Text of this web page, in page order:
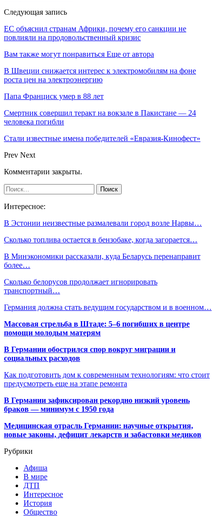
Следующая запись
ЕС объяснил странам Африки, почему его санкции не
повлияли на продовольственный кризис
Вам также могут понравиться Еще от автора
В Швеции снижается интерес к электромобилям на фоне
роста цен на электроэнергию
Папа Франциск умер в 88 лет
Смертник совершил теракт на вокзале в Пакистане — 24
человека погибли
Стали известные имена победителей «Евразия-Кинофест»
Prev Next
Комментарии закрыты.
Интересное:
В Эстонии неизвестные размалевали город возле Нарвы…
Сколько топлива остается в бензобаке, когда загорается…
В Минэкономики рассказали, куда Беларусь перенаправит
более…
Сколько белорусов продолжает игнорировать
транспортный…
Германия должна стать ведущим государством и в военном…
Массовая стрельба в Штаде: 5–6 погибших в центре
помощи молодым матерям
В Германии обострился спор вокруг миграции и
социальных расходов
Как подготовить дом к современным технологиям: что стоит
предусмотреть еще на этапе ремонта
В Германии зафиксирован рекордно низкий уровень
браков — минимум с 1950 года
Медицинская отрасль Германии: научные открытия,
новые законы, дефицит лекарств и забастовки медиков
Рубрики
Афиша
В мире
ДТП
Интересное
История
Общество